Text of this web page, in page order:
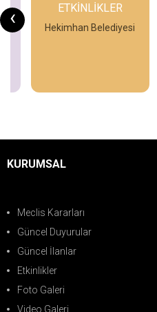
‹ ETKİNLİKLER
Hekimhan Belediyesi
KURUMSAL
Meclis Kararları
Güncel Duyurular
Güncel İlanlar
Etkinlikler
Foto Galeri
Video Galeri